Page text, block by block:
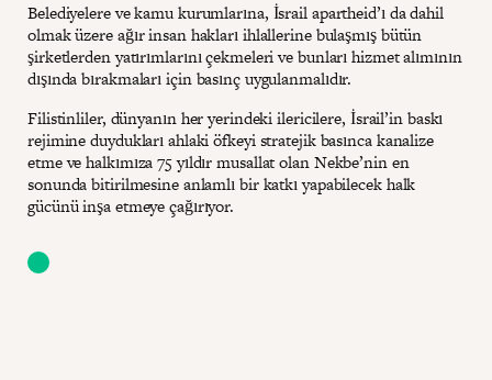
Belediyelere ve kamu kurumlarına, İsrail apartheid’ı da dahil
olmak üzere ağır insan hakları ihlallerine bulaşmış bütün
şirketlerden yatırımlarını çekmeleri ve bunları hizmet alımının
dışında bırakmaları için basınç uygulanmalıdır.
Filistinliler, dünyanın her yerindeki ilericilere, İsrail’in baskı
rejimine duydukları ahlaki öfkeyi stratejik basınca kanalize
etme ve halkımıza 75 yıldır musallat olan Nekbe’nin en
sonunda bitirilmesine anlamlı bir katkı yapabilecek halk
gücünü inşa etmeye çağırıyor.